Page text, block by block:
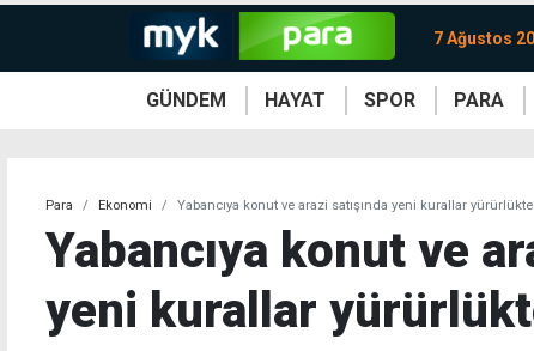
7 Ağustos
GÜNDEM HAYAT SPOR PARA
Para Ekonomi Yabancıya konut ve arazi satışında yeni kurallar yürürlükte
Yabancıya konut ve
yeni kurallar